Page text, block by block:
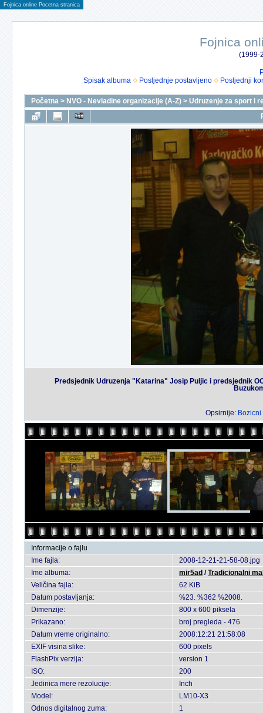
Fojnica online Pocetna stranica
Fojnica
(1999-
Spisak albuma
Posljednje postavljeno Posljednji
Početna > NVO - Nevladine organizacije (A-Z) > Udruzenje za sport i
Predsjednik Udruzenja "Katarina" Josip Puljic i predsjednik
Opsirnije:
Informacije o fajlu
Ime fajla:
2008-12-21-21-58-08.jpg
Ime albuma:
mir5ad /Tradicionalni
Veličina fajla:
62 KiB
Datum postavljanja:
%23. %362 %2008.
Dimenzije:
800 x 600 piksela
Prikazano:
broj pregleda - 476
Datum vreme originalno:
2008:12:21 21:58:08
EXIF visina slike:
600 pixels
FlashPix verzija:
version 1
ISO:
200
Jedinica mere rezolucije:
Inch
Model:
LM10-X3
Odnos digitalnog zuma:
1